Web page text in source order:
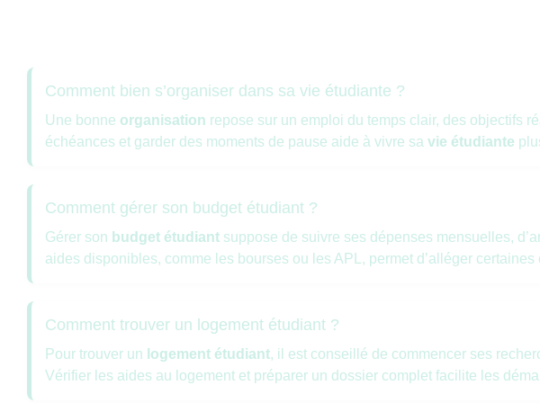
Comment bien s’organiser dans sa vie étudiante ?
Une bonne organisation repose sur un emploi du temps clair, des objectifs
échéances et garder des moments de pause aide à vivre sa vie étudiante
Comment gérer son budget étudiant ?
Gérer son budget étudiant suppose de suivre ses dépenses mensuelles,
aides disponibles, comme les bourses ou les APL, permet d’alléger certaines
Comment trouver un logement étudiant ?
Pour trouver un logement étudiant, il est conseillé de commencer ses
Vérifier les aides au logement et préparer un dossier complet facilite les